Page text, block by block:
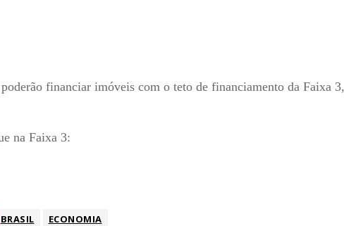
financiar imóveis com o teto de financiamento da Faixa 3,
na Faixa 3:
BRASIL ECONOMIA